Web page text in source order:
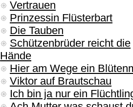
Vertrauen
Prinzessin Flüsterbart
Die Tauben
Schützenbrüder reicht die
Hände
Hier am Wege ein
Viktor auf Brautschau
Ich bin ja nur ein